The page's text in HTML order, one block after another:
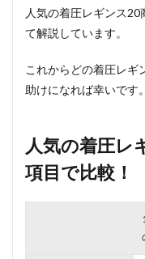
人気の着圧レギンス
て解説しています。
これからどの着圧レギ
助けになれば幸いです。
人気の着圧レ
項目で比較！